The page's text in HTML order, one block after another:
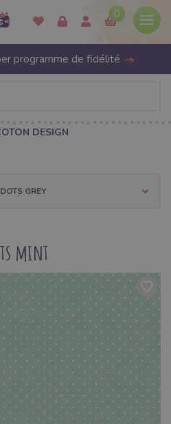
0
programme de fidélité
DESIGN
GREY
mint